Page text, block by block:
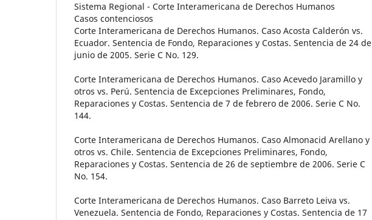
Sistema Regional - Corte Interamericana de Derechos Humanos
Casos contenciosos
Corte Interamericana de Derechos Humanos. Caso Acosta Calderón vs.
Ecuador. Sentencia de Fondo, Reparaciones y Costas. Sentencia de 24 de
junio de 2005. Serie C No. 129.
Corte Interamericana de Derechos Humanos. Caso Acevedo Jaramillo y
otros vs. Perú. Sentencia de Excepciones Preliminares, Fondo,
Reparaciones y Costas. Sentencia de 7 de febrero de 2006. Serie C No.
144.
Corte Interamericana de Derechos Humanos. Caso Almonacid Arellano y
otros vs. Chile. Sentencia de Excepciones Preliminares, Fondo,
Reparaciones y Costas. Sentencia de 26 de septiembre de 2006. Serie C
No. 154.
Corte Interamericana de Derechos Humanos. Caso Barreto Leiva vs.
Venezuela. Sentencia de Fondo, Reparaciones y Costas. Sentencia de 17